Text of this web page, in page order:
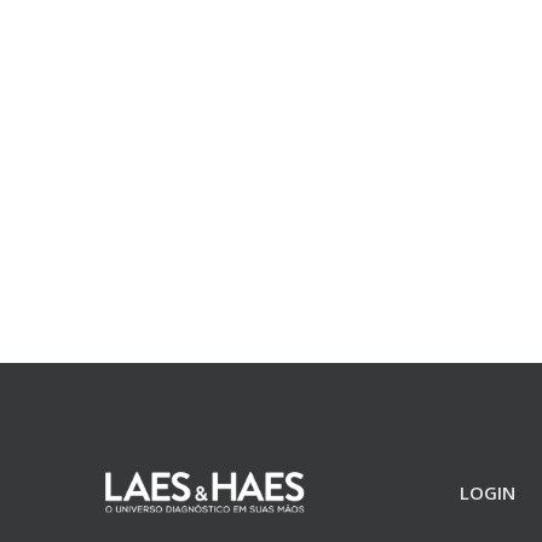
LOGIN